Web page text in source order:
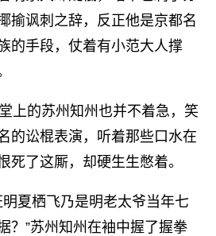
揄讽刺之辞，反正他是京都名
的手段，仗着有小范大人撑
上的苏州知州也并不着急，笑
的讼棍表演，听着那些口水在
死了这厮，却硬生生憋着。
夏栖飞乃是明老太爷当年七
？”苏州知州在袖中握了握拳